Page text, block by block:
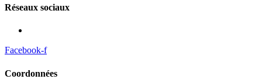
Réseaux sociaux
Facebook-f
Coordonnées